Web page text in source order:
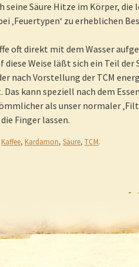
seine Säure Hitze im Körper, die
‚Feuertypen‘ zu erheblichen
oft direkt mit dem Wasser
diese Weise läßt sich ein Teil der
nach Vorstellung der TCM
kann speziell nach dem
als unser normaler
Finger lassen.
Kaffee, Kardamon, Säure, TCM.